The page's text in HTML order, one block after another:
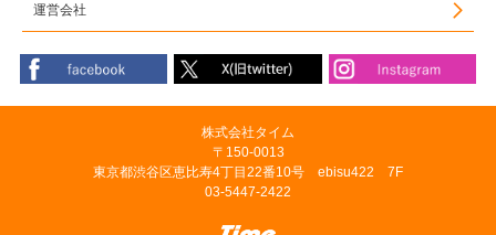
運営会社
株式会社タイム
〒150-0013
東京都渋谷区恵比寿4丁目22番10号 ebisu422 7F
03-5447-2422